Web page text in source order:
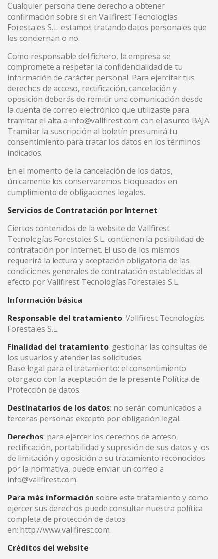
Cualquier persona tiene derecho a obtener
confirmación sobre si en Vallfirest Tecnologías
Forestales S.L. estamos tratando datos personales que
les conciernan o no.
Como responsable del fichero, la empresa se
compromete a respetar la confidencialidad de tu
información de carácter personal. Para ejercitar tus
derechos de acceso, rectificación, cancelación y
oposición deberás de remitir una comunicación desde
la cuenta de correo electrónico que utilizaste para
tramitar el alta a info@vallfirest.com con el asunto BAJA.
Tramitar la suscripción al boletín presumirá tu
consentimiento para tratar los datos en los términos
indicados.
En el momento de la cancelación de los datos,
únicamente los conservaremos bloqueados en
cumplimiento de obligaciones legales.
Servicios de Contratación por Internet
Ciertos contenidos de la website de Vallfirest
Tecnologías Forestales S.L. contienen la posibilidad de
contratación por Internet. El uso de los mismos
requerirá la lectura y aceptación obligatoria de las
condiciones generales de contratación establecidas al
efecto por Vallfirest Tecnologías Forestales S.L.
Información básica
Responsable del tratamiento: Vallfirest Tecnologías
Forestales S.L.
Finalidad del tratamiento: gestionar las consultas de
los usuarios y atender las solicitudes.
Base legal para el tratamiento: el consentimiento
otorgado con la aceptación de la presente Política de
Protección de datos.
Destinatarios de los datos: no serán comunicados a
terceras personas excepto por obligación legal.
Derechos: para ejercer los derechos de acceso,
rectificación, portabilidad y supresión de sus datos y los
de limitación y oposición a su tratamiento reconocidos
por la normativa, puede enviar un correo a
info@vallfirest.com.
Para más información sobre este tratamiento y como
ejercer sus derechos puede consultar nuestra política
completa de protección de datos
en: http://www.vallfirest.com.
Créditos del website